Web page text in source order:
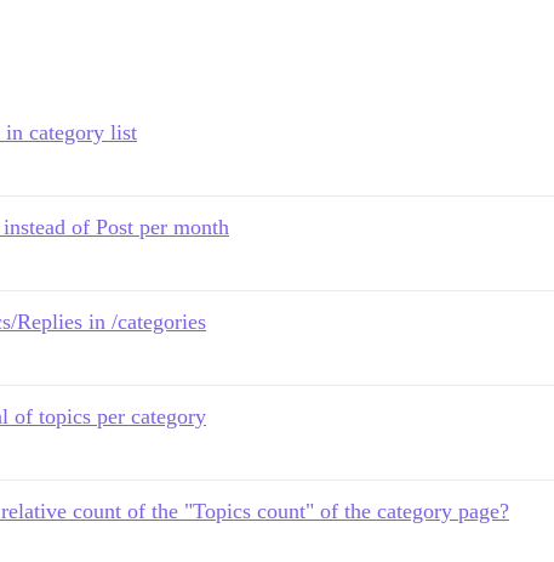
in category list
of Post per month
Replies in /categories
of topics per category
count of the "Topics count" of the category page?